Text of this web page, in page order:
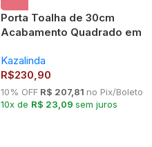
Porta Toalha de 30cm
Acabamento Quadrado em
Kazalinda
R$230,90
10% OFF R$ 207,81 no Pix/Boleto
10x de R$ 23,09 sem juros